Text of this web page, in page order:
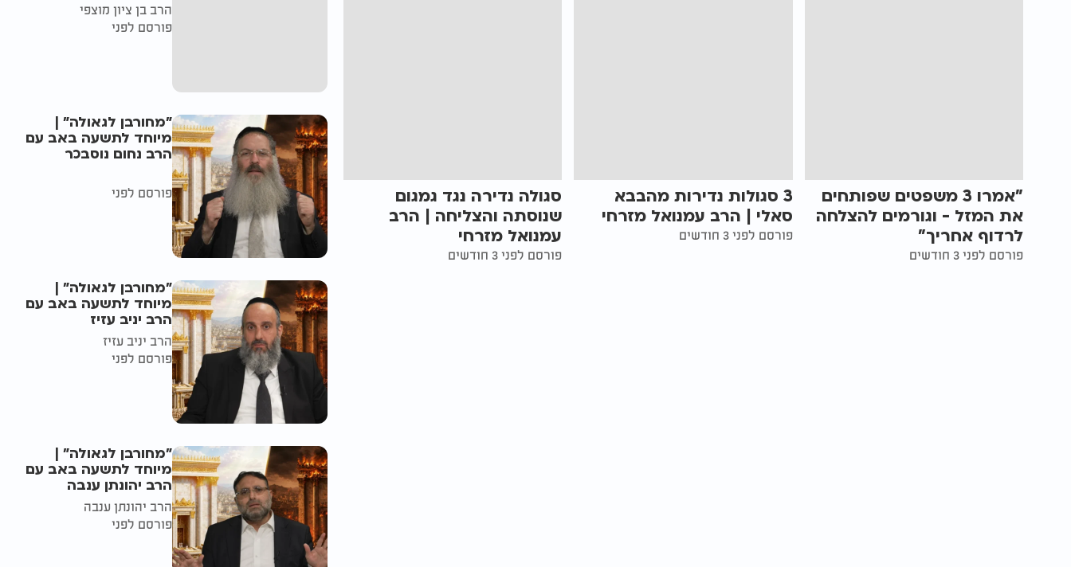
"אמרו 3 משפטים שפותחים
את המזל - וגורמים להצלחה
לרדוף אחריך"
פורסם לפני 3 חודשים
3 סגולות נדירות מהבבא
סאלי | הרב עמנואל מזרחי
פורסם לפני 3 חודשים
סגולה נדירה נגד גמגום
שנוסתה והצליחה | הרב
עמנואל מזרחי
פורסם לפני 3 חודשים
הרב בן ציון מוצפי
פורסם לפני
"מחורבן לגאולה" |
מיוחד לתשעה באב עם
הרב נחום נוסבכר
פורסם לפני
"מחורבן לגאולה" |
מיוחד לתשעה באב עם
הרב יניב עזיז
הרב יניב עזיז
פורסם לפני
"מחורבן לגאולה" |
מיוחד לתשעה באב עם
הרב יהונתן ענבה
הרב יהונתן ענבה
פורסם לפני